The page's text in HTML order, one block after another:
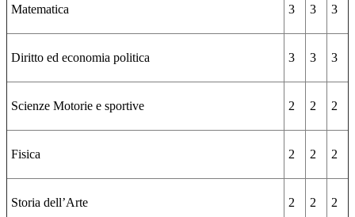
Matematica 3 3 3
Diritto ed economia politica 3 3 3
Scienze Motorie e sportive 2 2 2
Fisica 2 2 2
Storia dell’Arte 2 2 2